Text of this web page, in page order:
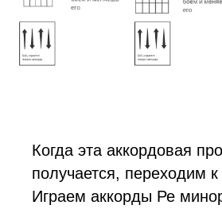
Когда эта аккордовая
получается, переходим
Играем аккорды Ре